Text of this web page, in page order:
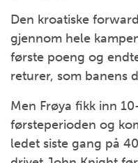
Den kroatiske
gjennom hele
første poeng og
returer, som banens
Men Frøya fikk inn
førsteperioden og
ledet siste gang på